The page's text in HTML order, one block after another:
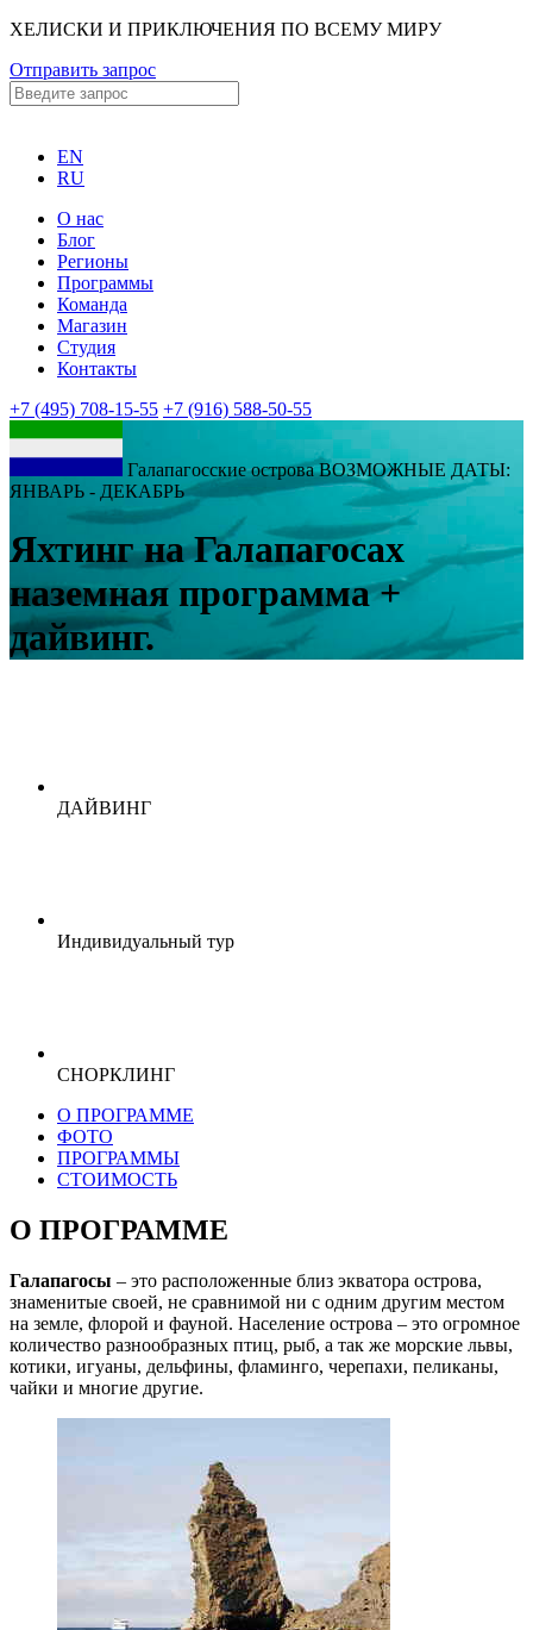
ХЕЛИСКИ И ПРИКЛЮЧЕНИЯ ПО ВСЕМУ МИРУ
Отправить запрос
EN
RU
О нас
Блог
Регионы
Программы
Команда
Магазин
Студия
Контакты
+7 (495) 708-15-55 +7 (916) 588-50-55
Галапагосские острова ВОЗМОЖНЫЕ ДАТЫ:
ЯНВАРЬ - ДЕКАБРЬ
Яхтинг на Галапагосах
наземная программа +
дайвинг.
ДАЙВИНГ
Индивидуальный тур
СНОРКЛИНГ
О ПРОГРАММЕ
ФОТО
ПРОГРАММЫ
СТОИМОСТЬ
О ПРОГРАММЕ
Галапагосы – это расположенные близ экватора острова,
знаменитые своей, не сравнимой ни с одним другим местом
на земле, флорой и фауной. Население острова – это огромное
количество разнообразных птиц, рыб, а так же морские львы,
котики, игуаны, дельфины, фламинго, черепахи, пеликаны,
чайки и многие другие.